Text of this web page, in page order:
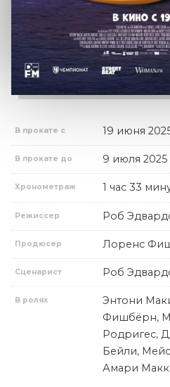
В прокате с 19 июня
В прокате до 9 июля 2025
Хронометраж 1 час 33
Режиссер Роб
Продюсер Лоренс
Сценарист Роб
В ролях
Энтони
Фишбёрн,
Родригес,
Бейли,
Амари